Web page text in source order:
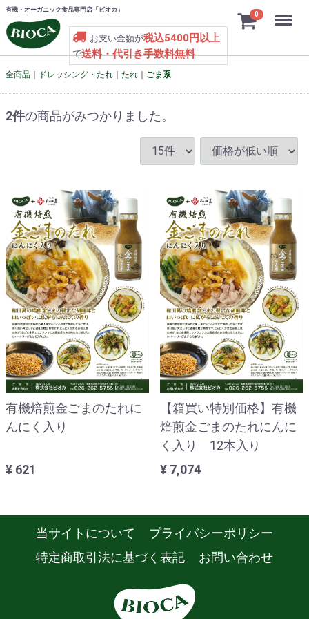
有機・オーガニック食品専門店「ビオカ」
お支い金額が税込5400円以上
で送料・代引き手数料無料
0 Menu
全商品 ドレッシング・たれ たれ ごま系
2件の商品がみつかりました。
有機焙煎金ごまのたれに
んにく入り
¥ 621
【箱買い特別価格】有機
焙煎金ごまのたれにんに
く入り 12本入り
¥ 7,074
当サイトについて
プライバシーポリシー
特定商取引法に基づく表記
お問い合わせ